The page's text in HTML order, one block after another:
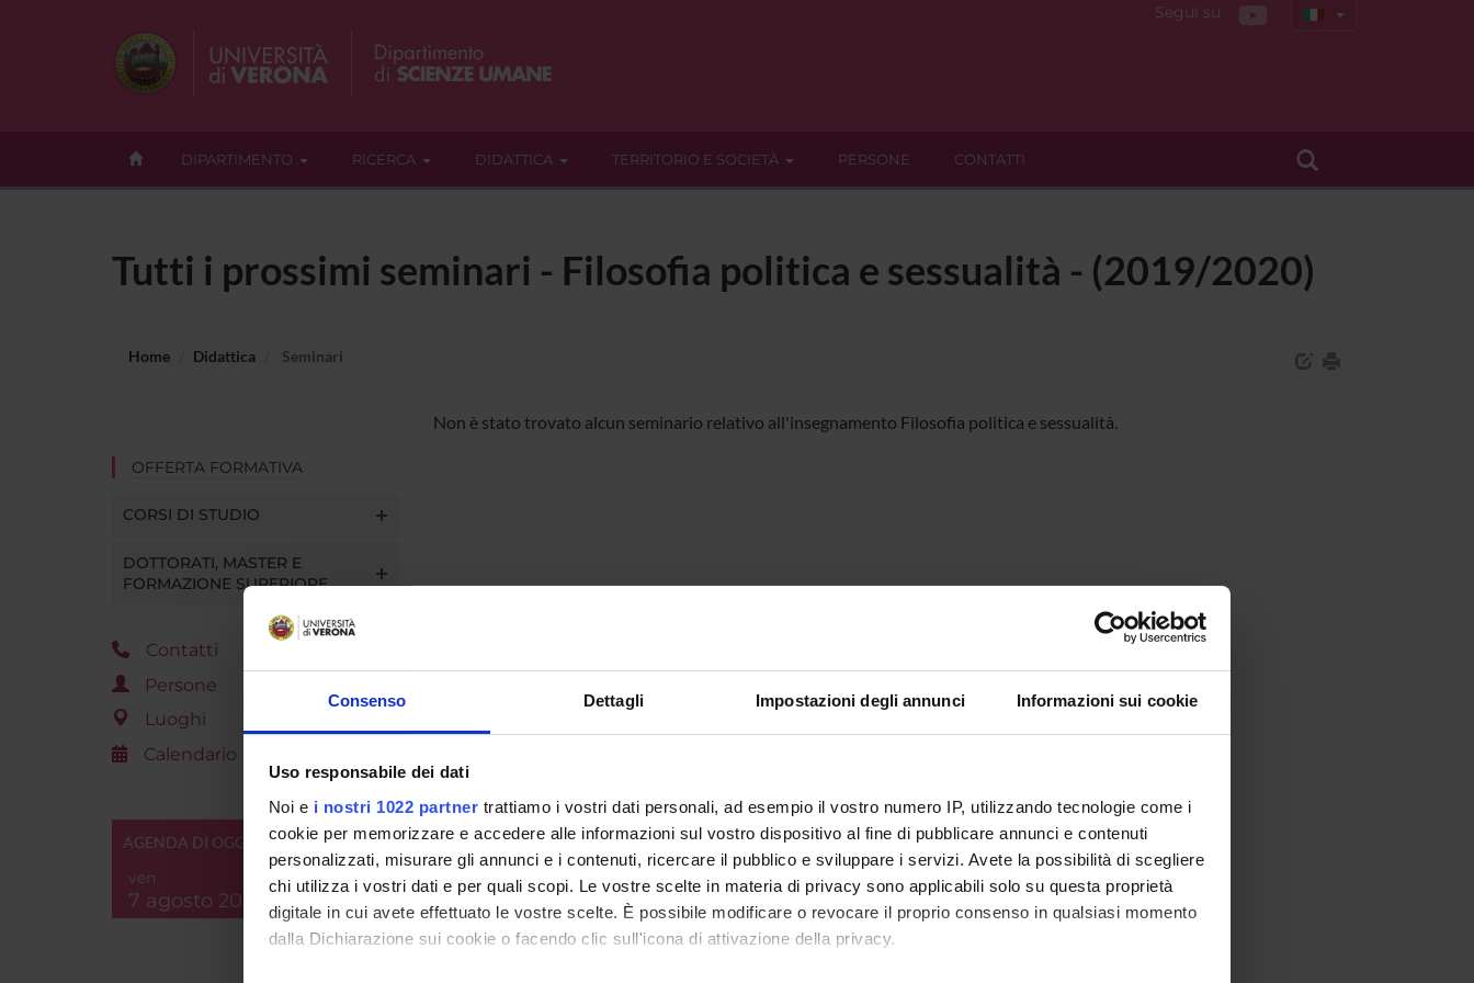
Consenso Dettagli Impostazioni degli annunci Informazioni sui cookie
Uso responsabile dei dati
Noi e i nostri 1022 partner trattiamo i vostri dati personali, ad esempio il vostro numero IP, utilizzando tecnologie come i
cookie per memorizzare e accedere alle informazioni sul vostro dispositivo al fine di pubblicare annunci e contenuti
personalizzati, misurare gli annunci e i contenuti, ricercare il pubblico e sviluppare i servizi. Avete la possibilità di scegliere
chi utilizza i vostri dati e per quali scopi. Le vostre scelte in materia di privacy sono applicabili solo su questa proprietà
digitale in cui avete effettuato le vostre scelte. È possibile modificare o revocare il proprio consenso in qualsiasi momento
dalla Dichiarazione sui cookie o facendo clic sull'icona di attivazione della privacy.
Segui su
DIPARTIMENTO RICERCA DIDATTICA TERRITORIO E SOCIETÀ PERSONE CONTATTI
Tutti i prossimi seminari - Filosofia politica e sessualità - (2019/2020)
Home Didattica Seminari
OFFERTA FORMATIVA
CORSI DI STUDIO
DOTTORATI, MASTER E
FORMAZIONE SUPERIORE
Contatti
Persone
Luoghi
Calendario
AGENDA DI OGGI
ven
7 agosto 2026
Non è stato trovato alcun seminario relativo all'insegnamento Filosofia politica e sessualità.